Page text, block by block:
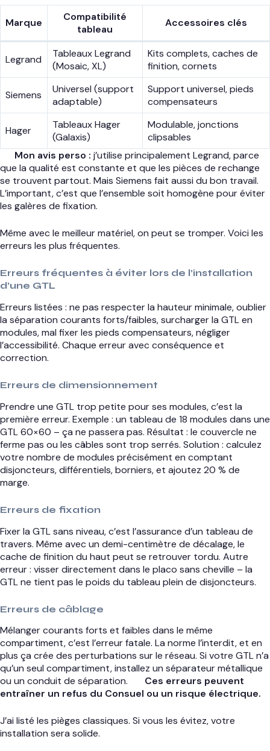
Marque
Compatibilité
tableau
Accessoires clés
Legrand
Tableaux Legrand
(Mosaic, XL)
Kits complets, caches de
finition, cornets
Siemens
Universel (support
adaptable)
Support universel, pieds
compensateurs
Hager
Tableaux Hager
(Galaxis)
Modulable, jonctions
clipsables
Mon avis perso : j’utilise principalement Legrand, parce
que la qualité est constante et que les pièces de rechange
se trouvent partout. Mais Siemens fait aussi du bon travail.
L’important, c’est que l’ensemble soit homogène pour éviter
les galères de fixation.
Même avec le meilleur matériel, on peut se tromper. Voici les
erreurs les plus fréquentes.
Erreurs fréquentes à éviter lors de l’installation
d’une GTL
Erreurs listées : ne pas respecter la hauteur minimale, oublier
la séparation courants forts/faibles, surcharger la GTL en
modules, mal fixer les pieds compensateurs, négliger
l’accessibilité. Chaque erreur avec conséquence et
correction.
Erreurs de dimensionnement
Prendre une GTL trop petite pour ses modules, c’est la
première erreur. Exemple : un tableau de 18 modules dans une
GTL 60×60 – ça ne passera pas. Résultat : le couvercle ne
ferme pas ou les câbles sont trop serrés. Solution : calculez
votre nombre de modules précisément en comptant
disjoncteurs, différentiels, borniers, et ajoutez 20 % de
marge.
Erreurs de fixation
Fixer la GTL sans niveau, c’est l’assurance d’un tableau de
travers. Même avec un demi-centimètre de décalage, le
cache de finition du haut peut se retrouver tordu. Autre
erreur : visser directement dans le placo sans cheville – la
GTL ne tient pas le poids du tableau plein de disjoncteurs.
Erreurs de câblage
Mélanger courants forts et faibles dans le même
compartiment, c’est l’erreur fatale. La norme l’interdit, et en
plus ça crée des perturbations sur le réseau. Si votre GTL n’a
qu’un seul compartiment, installez un séparateur métallique
ou un conduit de séparation.
Ces erreurs peuvent
entraîner un refus du Consuel ou un risque électrique.
J’ai listé les pièges classiques. Si vous les évitez, votre
installation sera solide.